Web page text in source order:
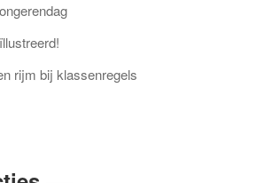
rijm bij klassenregels